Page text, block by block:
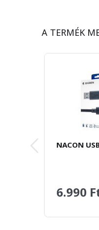
A TERMÉK
NACON
6.990